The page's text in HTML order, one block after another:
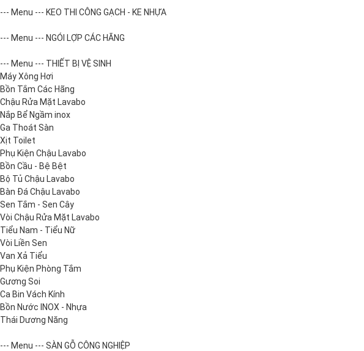
--- Menu --- KEO THI CÔNG GẠCH - KE NHỰA
--- Menu --- NGÓI LỢP CÁC HÃNG
--- Menu --- THIẾT BỊ VỆ SINH
Máy Xông Hơi
Bồn Tắm Các Hãng
Chậu Rửa Mặt Lavabo
Nắp Bể Ngầm inox
Ga Thoát Sàn
Xịt Toilet
Phụ Kiện Chậu Lavabo
Bồn Cầu - Bệ Bệt
Bộ Tủ Chậu Lavabo
Bàn Đá Chậu Lavabo
Sen Tắm - Sen Cây
Vòi Chậu Rửa Mặt Lavabo
Tiểu Nam - Tiểu Nữ
Vòi Liền Sen
Van Xả Tiểu
Phụ Kiện Phòng Tắm
Gương Soi
Ca Bin Vách Kính
Bồn Nước INOX - Nhựa
Thái Dương Năng
--- Menu --- SÀN GỖ CÔNG NGHIỆP